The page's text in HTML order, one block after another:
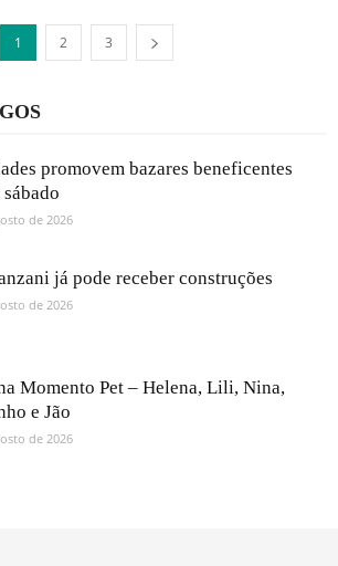
1 2 3
promovem bazares beneficentes
sábado
de 2026
já pode receber construções
de 2026
Momento Pet – Helena, Lili, Nina,
e Jão
de 2026